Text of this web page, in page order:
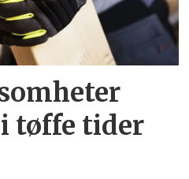
tøffe tider